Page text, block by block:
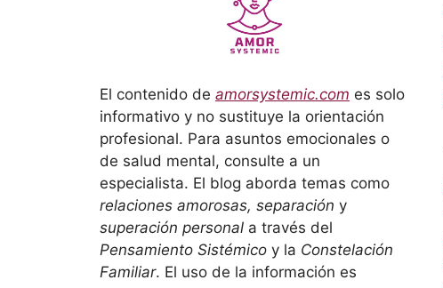
El contenido de amorsystemic.com es solo
informativo y no sustituye la orientación
profesional. Para asuntos emocionales o
de salud mental, consulte a un
especialista. El blog aborda temas como
relaciones amorosas, separación y
superación personal a través del
Pensamiento Sistémico y la Constelación
Familiar. El uso de la información es